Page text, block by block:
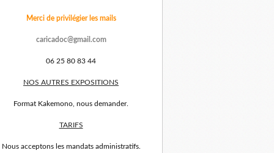
Merci de privilégier les mails
caricadoc@gmail.com
06 25 80 83 44
NOS AUTRES EXPOSITIONS
Format Kakemono, nous demander.
TARIFS
Nous acceptons les mandats administratifs.